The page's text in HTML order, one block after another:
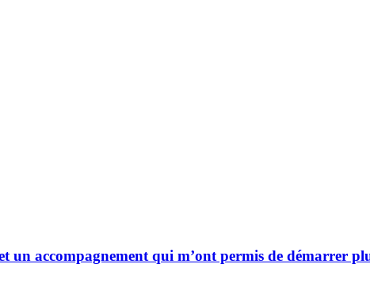
accompagnement qui m’ont permis de démarrer